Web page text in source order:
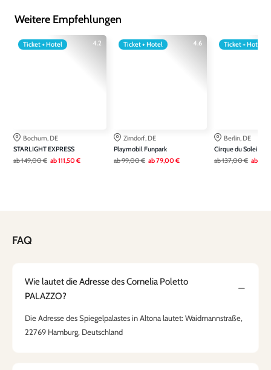
Weitere Empfehlungen
4.2
Ticket + Hotel
Bochum, DE
STARLIGHT EXPRESS
ab149,00 € ab111,50 €
4.6
Ticket + Hotel
Zirndorf, DE
Playmobil Funpark
ab99,00 € ab79,00 €
Ticket + Hotel
Berlin, DE
Cirque du Soleil
ab137,00 € ab
FAQ
Wie lautet die Adresse des Cornelia Poletto
PALAZZO?
Die Adresse des Spiegelpalastes in Altona lautet: Waidmannstraße,
22769 Hamburg, Deutschland